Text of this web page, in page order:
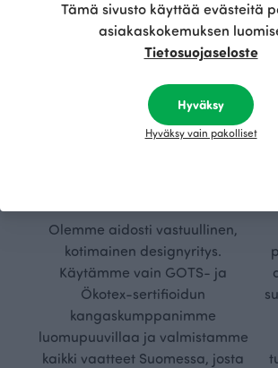
Olemme aidosti vastuullinen,
kotimainen designyritys.
Käytämme vain GOTS- ja
Ökotex-sertifioidun
kangaskumppanimme
luomupuuvillaa ja valmistamme
kaikki vaatteet Suomessa, josta
Tämä sivusto käyttää evästeitä
asiakaskokemuksen
Tietosuojaseloste
Hyväksy
Hyväksy vain pakolliset